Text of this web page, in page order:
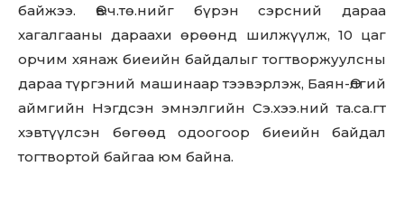
байжээ. Өв.ч.тө.нийг бүрэн сэрсний дараа
хагалгааны дараахи өрөөнд шилжүүлж, 10 цаг
орчим хянаж биеийн байдалыг тогтворжуулсны
дараа түргэний машинаар тээвэрлэж, Баян-Өлгий
аймгийн Нэгдсэн эмнэлгийн Сэ.хээ.ний та.са.гт
хэвтүүлсэн бөгөөд одоогоор биеийн байдал
тогтвортой байгаа юм байна.